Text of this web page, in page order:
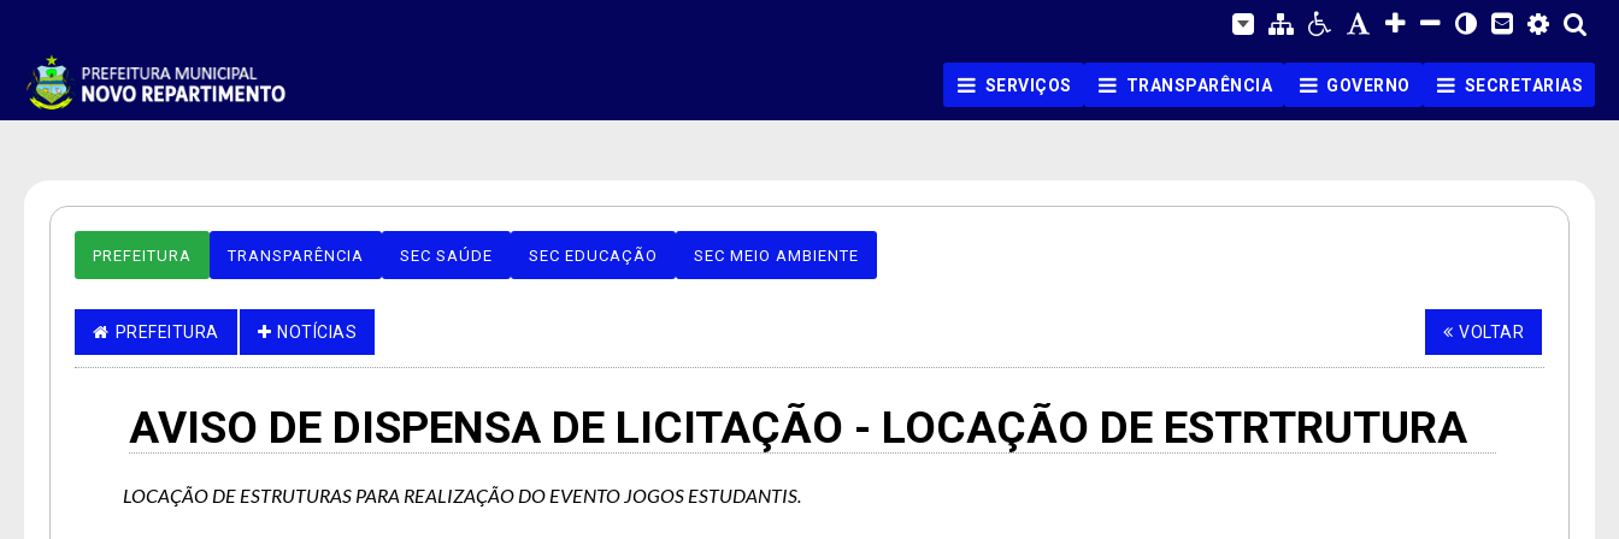
SERVIÇOS TRANSPARÊNCIA GOVERNO SECRETARIAS
PREFEITURA TRANSPARÊNCIA SEC SAÚDE SEC EDUCAÇÃO SEC MEIO AMBIENTE
PREFEITURA NOTÍCIAS VOLTAR
AVISO DE DISPENSA DE LICITAÇÃO - LOCAÇÃO DE ESTRTRUTURA
LOCAÇÃO DE ESTRUTURAS PARA REALIZAÇÃO DO EVENTO JOGOS ESTUDANTIS.